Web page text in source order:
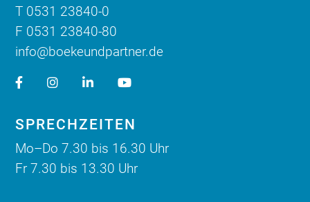
T 0531 23840-0
F 0531 23840-80
info@boekeundpartner.de
SPRECHZEITEN
Mo–Do 7.30 bis 16.30 Uhr
Fr 7.30 bis 13.30 Uhr